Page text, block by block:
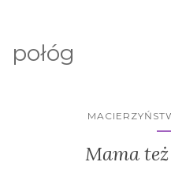
połóg
Mama